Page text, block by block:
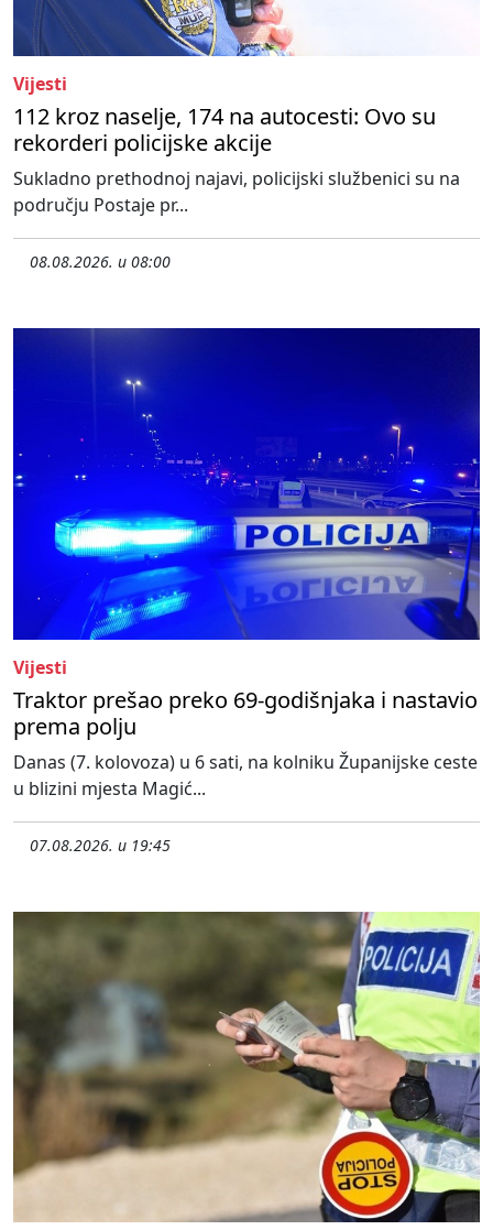
Vijesti
112 kroz naselje, 174 na autocesti: Ovo su
rekorderi policijske akcije
Sukladno prethodnoj najavi, policijski službenici su na
području Postaje pr...
08.08.2026. u 08:00
Vijesti
Traktor prešao preko 69-godišnjaka i nastavio
prema polju
Danas (7. kolovoza) u 6 sati, na kolniku Županijske ceste
u blizini mjesta Magić...
07.08.2026. u 19:45